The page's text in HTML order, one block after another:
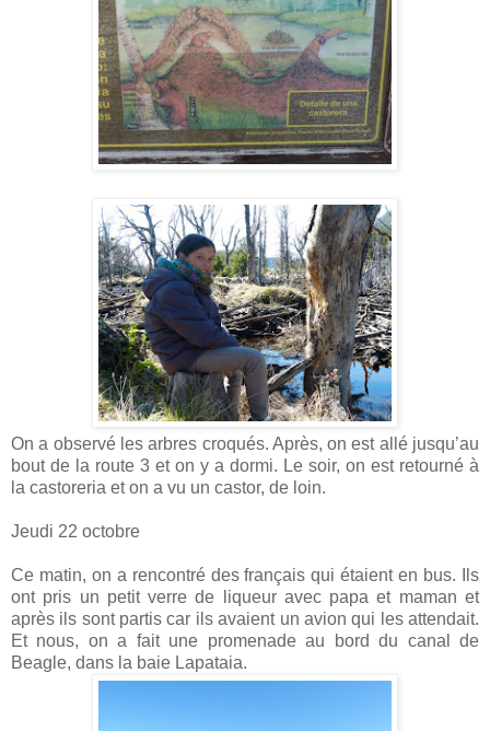
On a observé les arbres croqués. Après, on est allé jusqu’au
bout de la route 3 et on y a dormi. Le soir, on est retourné à
la castoreria et on a vu un castor, de loin.
Jeudi 22 octobre
Ce matin, on a rencontré des français qui étaient en bus. Ils
ont pris un petit verre de liqueur avec papa et maman et
après ils sont partis car ils avaient un avion qui les attendait.
Et nous, on a fait une promenade au bord du canal de
Beagle, dans la baie Lapataia.